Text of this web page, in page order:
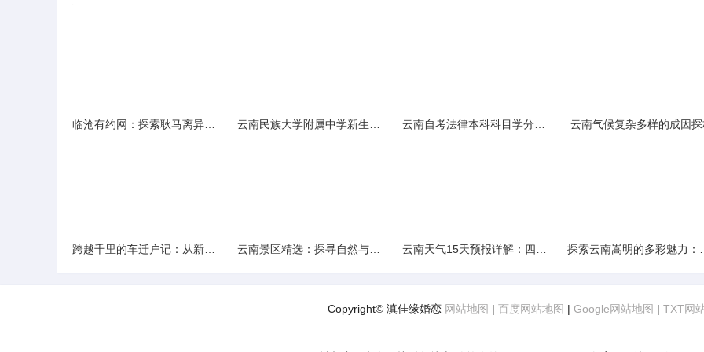
云南气候复杂多样的成因
Copyright© 滇佳缘婚恋 网站地图 | 百度网站地图 | Google网站地图 | TXT网